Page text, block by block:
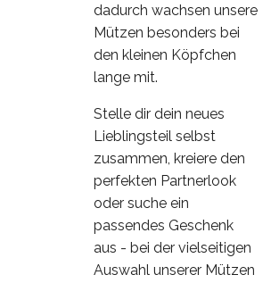
dadurch wachsen unsere
Mützen besonders bei
den kleinen Köpfchen
lange mit.
Stelle dir dein neues
Lieblingsteil selbst
zusammen, kreiere den
perfekten Partnerlook
oder suche ein
passendes Geschenk
aus - bei der vielseitigen
Auswahl unserer Mützen